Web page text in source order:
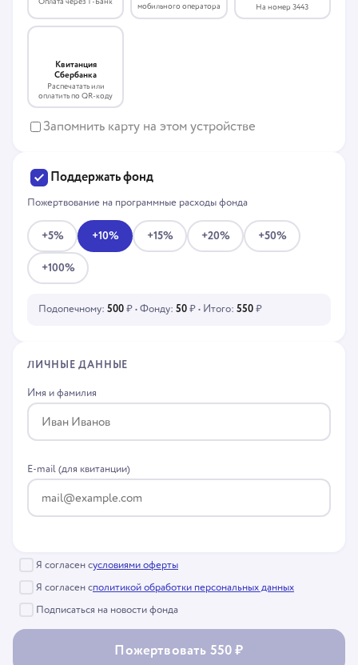
Оплата через Т-Банк
мобильного оператора
На номер 3443
Квитанция
Сбербанка
Распечатать или
оплатить по QR-коду
Запомнить карту на этом устройстве
Поддержать фонд
Пожертвование на программные расходы фонда
+5% +10% +15% +20% +50%
+100%
Подопечному: 500 ₽ • Фонду: 50 ₽ • Итого: 550 ₽
ЛИЧНЫЕ ДАННЫЕ
Имя и фамилия
E-mail (для квитанции)
Я согласен сусловиями оферты
Я согласен сполитикой обработки персональных данных
Подписаться на новости фонда
Пожертвовать 550 ₽